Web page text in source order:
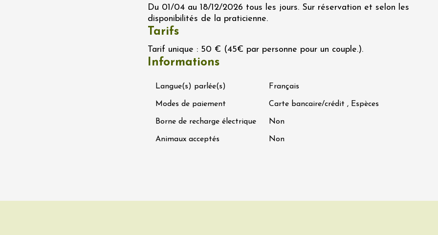
Du 01/04 au 18/12/2026 tous les jours. Sur réservation et selon les
disponibilités de la praticienne.
Tarifs
Tarif unique : 50 € (45€ par personne pour un couple.).
Informations
Langue(s) parlée(s) Français
Modes de paiement Carte bancaire/crédit , Espèces
Borne de recharge électrique Non
Animaux acceptés Non